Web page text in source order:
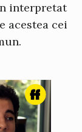
interpretat
acestea cei